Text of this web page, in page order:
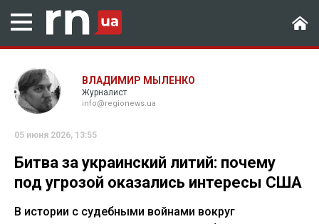
ВЛАДИМИР МЫЛЕНКО
Журналист
info@regionews.ua
05 июня 2026, 13:55
Битва за украинский литий: почему
под угрозой оказались интересы США
В истории с судебными войнами вокруг